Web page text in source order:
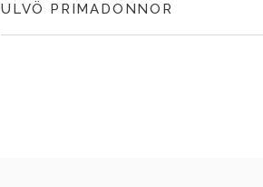
ULVÖ PRIMADONNOR